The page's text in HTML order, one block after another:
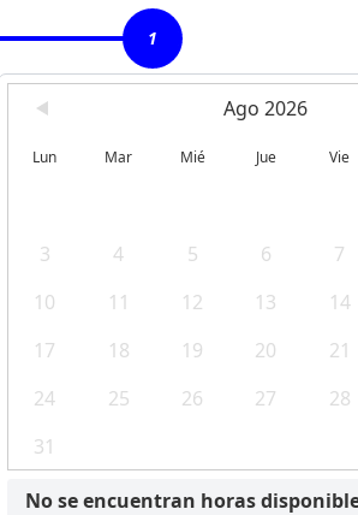
1
Ago 2026
Lun Mar Mié Jue Vie
3
4 5 6 7
10
11 12 13 14
17
18 19 20 21
24
25 26 27 28
31
No se encuentran horas